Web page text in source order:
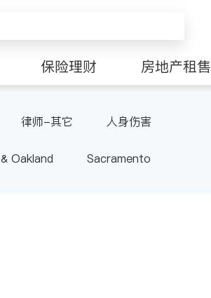
保险理财 房地产租售
律师-其它 人身伤害
Oakland Sacramento